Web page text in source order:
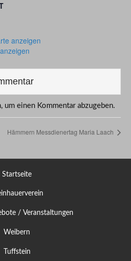
anzeigen
um einen Kommentar abzugeben.
Hämmern Messdienertag Maria Laach
Startseite
/ Veranstaltungen
Weibern
Tuffstein